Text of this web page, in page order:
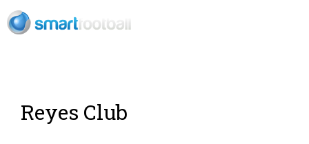
Reyes Club